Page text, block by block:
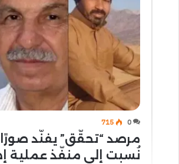
0
715
مرصد “تحقّق” يفنّد
نُسبت إلى منفّذ عملية